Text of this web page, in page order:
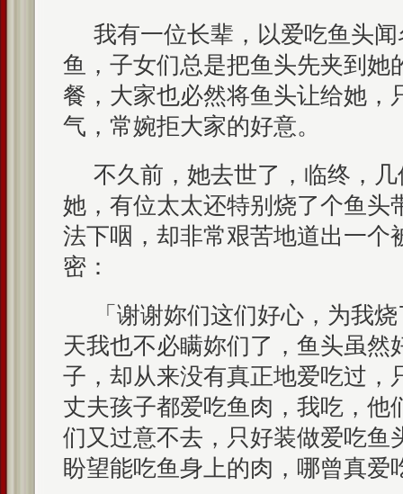
我有一位长辈，以爱吃鱼头
鱼，子女们总是把鱼头先夹到她
餐，大家也必然将鱼头让给她，
气，常婉拒大家的好意。
不久前，她去世了，临终，
她，有位太太还特别烧了个鱼头
法下咽，却非常艰苦地道出一个
密：
「谢谢妳们这们好心，为我
天我也不必瞒妳们了，鱼头虽然
子，却从来没有真正地爱吃过，
丈夫孩子都爱吃鱼肉，我吃，他
们又过意不去，只好装做爱吃鱼
盼望能吃鱼身上的肉，哪曾真爱